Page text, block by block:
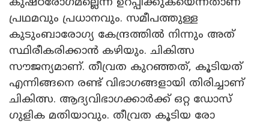
പ്രഥമവും പ്രധാനവും. സമീപത്തുള്ള
കുടുംബാരോഗ്യ കേന്ദ്രത്തിൽ നിന്നും അത്
സ്ഥിരീകരിക്കാൻ കഴിയും. ചികിത്സ
സൗജന്യമാണ്. തീവ്രത കുറഞ്ഞത്, കൂടിയത്
എന്നിങ്ങനെ രണ്ട് വിഭാഗങ്ങളായി തിരിച്ചാണ്
ചികിത്സ. ആദ്യവിഭാഗക്കാർക്ക് ഒറ്റ ഡോസ്
ഗുളിക മതിയാവും. തീവ്രത കൂടിയ രോ​